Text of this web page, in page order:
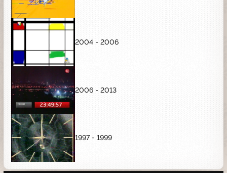
2004 - 2006
2006 - 2013
1997 - 1999